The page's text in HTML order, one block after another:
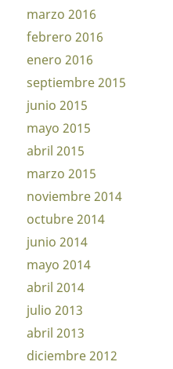
marzo 2016
febrero 2016
enero 2016
septiembre 2015
junio 2015
mayo 2015
abril 2015
marzo 2015
noviembre 2014
octubre 2014
junio 2014
mayo 2014
abril 2014
julio 2013
abril 2013
diciembre 2012